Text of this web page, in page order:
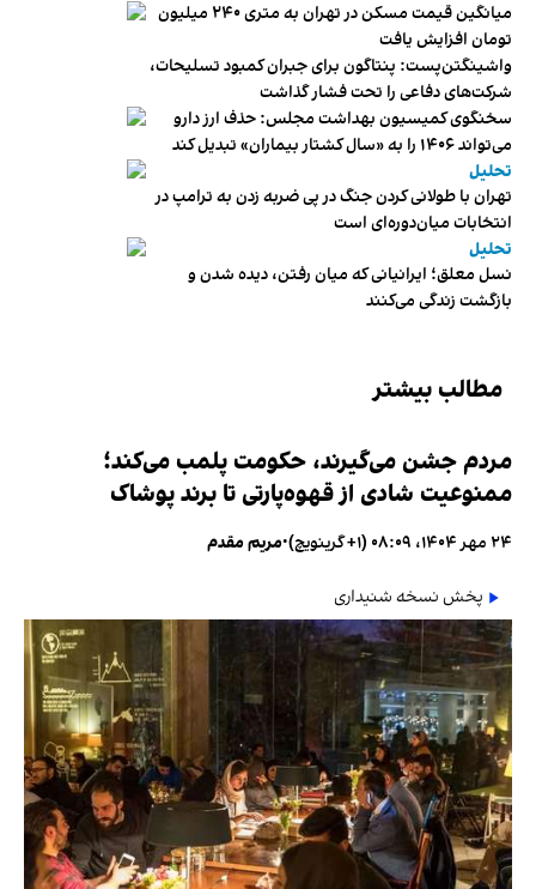
میانگین قیمت مسکن در تهران به متری ۲۴۰ میلیون
تومان افزایش یافت
واشینگتن‌پست: پنتاگون برای جبران کمبود تسلیحات،
شرکت‌های دفاعی را تحت فشار گذاشت
سخنگوی کمیسیون بهداشت مجلس: حذف ارز دارو
می‌تواند ۱۴۰۶ را به «سال کشتار بیماران» تبدیل کند
تحلیل
تهران با طولانی کردن جنگ در پی ضربه زدن به ترامپ در
انتخابات میان‌دوره‌ای است
تحلیل
نسل معلق؛ ایرانیانی که میان رفتن، دیده شدن و
بازگشت زندگی می‌کنند
مطالب بیشتر
مردم جشن می‌گیرند، حکومت پلمب می‌کند؛
ممنوعیت شادی از قهوه‌پارتی تا برند پوشاک
۲۴ مهر ۱۴۰۴، ۰۸:۰۹ (‎+۱ گرینویچ) •مریم مقدم
پخش نسخه شنیداری